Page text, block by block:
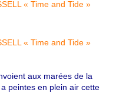
aux marées de la
a peintes en plein air cette